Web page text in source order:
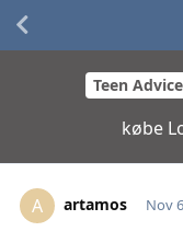
Teen Advice
købe
A artamos Nov